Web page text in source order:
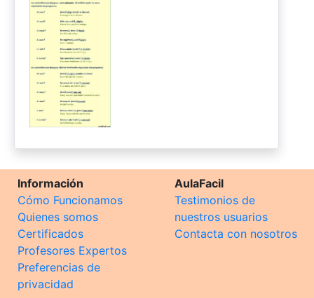
Información
Cómo Funcionamos
Quienes somos
Certificados
Profesores Expertos
Preferencias de
privacidad
AulaFacil
Testimonios de
nuestros usuarios
Contacta con nosotros